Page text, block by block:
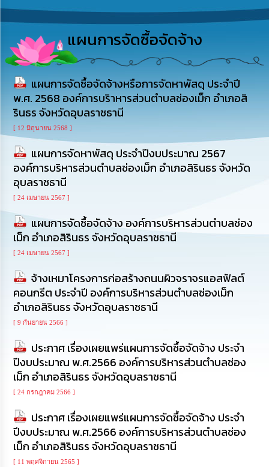
ความ
รู้
การ
ดำเนิน
งาน
การ
ให้
บริการ
แผนการ
ใช้
จ่าย
งบ
ประมาณ
ปี
การ
และ
พัฒนา
ทรัพยากร
บุคคล
การ
จัด
ซื้อ
จัด
จ้าง
การ
เงิน
การ
คลัง
แผนการจัดซื้อจัดจ้าง
แผนการจัดซื้อจัดจ้างหรือการจัดหาพัสดุ ประจำปี
พ.ศ. 2568 องค์การบริาหารส่วนตำบลช่องเม็ก อำเภอสิ
รินธร จังหวัดอุบลราชธานี
[ 12 มิถุนายน 2568 ]
แผนการจัดหาพัสดุ ประจำปีงบประมาณ 2567
องค์การบริหารส่วนตำบลช่องเม็ก อำเภอสิรินธร จังหวัด
อุบลราชธานี
[ 24 เมษายน 2567 ]
แผนการจัดซื้อจัดจ้าง องค์การบริหารส่วนตำบลช่อง
เม็ก อำเภอสิรินธร จังหวัดอุบลราชธานี
[ 24 เมษายน 2567 ]
จ้างเหมาโครงการก่อสร้างถนนผิวจราจรแอสฟัลต์
คอนกรีต ประจำปี องค์การบริหารส่วนตำบลช่องเม็ก
อำเภอสิรินธร จังหวัดอุบลราชธานี
[ 9 กันยายน 2566 ]
ประกาศ เรื่องเผยแพร่แผนการจัดซื้อจัดจ้าง ประจำ
ปีงบประมาณ พ.ศ.2566 องค์การบริหารส่วนตำบลช่อง
เม็ก อำเภอสิรินธร จังหวัดอุบลราชธานี
[ 24 กรกฎาคม 2566 ]
ประกาศ เรื่องเผยแพร่แผนการจัดซื้อจัดจ้าง ประจำ
ปีงบประมาณ พ.ศ.2566 องค์การบริหารส่วนตำบลช่อง
เม็ก อำเภอสิรินธร จังหวัดอุบลราชธานี
[ 11 พฤศจิกายน 2565 ]